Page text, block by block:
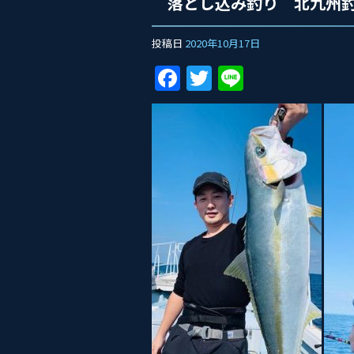
投稿日 2020年10月17日
F
a
b
o
o
k
T
w
itt
er
n
e